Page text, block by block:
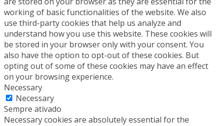
working of basic functionalities of the website. We also
use third-party cookies that help us analyze and
understand how you use this website. These cookies will
be stored in your browser only with your consent. You
also have the option to opt-out of these cookies. But
opting out of some of these cookies may have an effect
on your browsing experience.
Necessary
Necessary
Sempre ativado
Necessary cookies are absolutely essential for the